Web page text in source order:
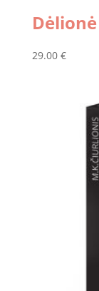
29.00 €